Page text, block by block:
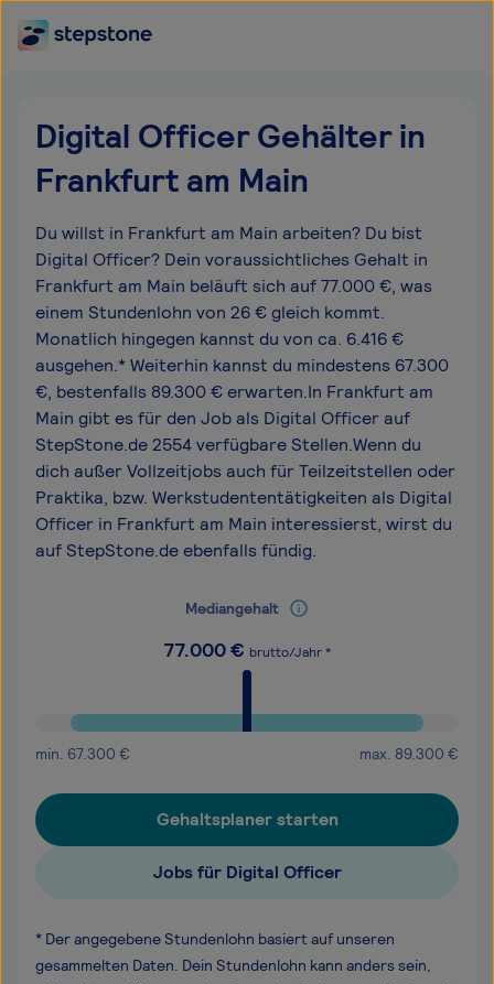
Digital Officer Gehälter in
Frankfurt am Main
Du willst in Frankfurt am Main arbeiten? Du bist
Digital Officer? Dein voraussichtliches Gehalt in
Frankfurt am Main beläuft sich auf 77.000 €, was
einem Stundenlohn von 26 € gleich kommt.
Monatlich hingegen kannst du von ca. 6.416 €
ausgehen.* Weiterhin kannst du mindestens 67.300
€, bestenfalls 89.300 € erwarten.In Frankfurt am
Main gibt es für den Job als Digital Officer auf
StepStone.de 2554 verfügbare Stellen.Wenn du
dich außer Vollzeitjobs auch für Teilzeitstellen oder
Praktika, bzw. Werkstudententätigkeiten als Digital
Officer in Frankfurt am Main interessierst, wirst du
auf StepStone.de ebenfalls fündig.
Mediangehalt
77.000€ brutto/Jahr *
min. 67.300 € max. 89.300 €
Gehaltsplaner starten
Jobs für Digital Officer
* Der angegebene Stundenlohn basiert auf unseren
gesammelten Daten. Dein Stundenlohn kann anders sein,